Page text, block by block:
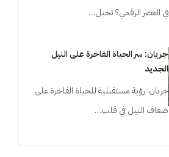
في العصر الرقمي؟ تخيل…
جريان: سر الحياة الفاخرة على النيل
الجديد
جريان: رؤية مستقبلية للحياة الفاخرة على
ضفاف النيل في قلب…